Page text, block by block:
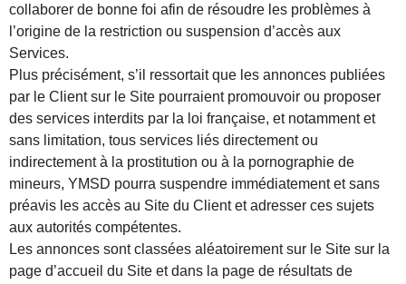
collaborer de bonne foi afin de résoudre les problèmes à
l’origine de la restriction ou suspension d’accès aux
Services.
Plus précisément, s’il ressortait que les annonces publiées
par le Client sur le Site pourraient promouvoir ou proposer
des services interdits par la loi française, et notamment et
sans limitation, tous services liés directement ou
indirectement à la prostitution ou à la pornographie de
mineurs, YMSD pourra suspendre immédiatement et sans
préavis les accès au Site du Client et adresser ces sujets
aux autorités compétentes.
Les annonces sont classées aléatoirement sur le Site sur la
page d’accueil du Site et dans la page de résultats de